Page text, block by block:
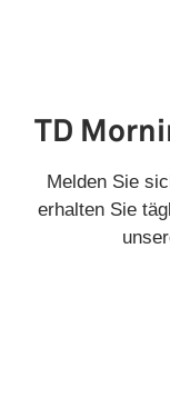
TD
Melden Sie
erhalten Sie